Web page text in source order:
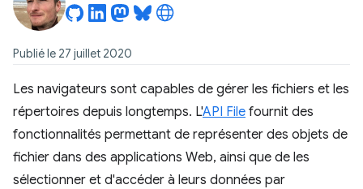
Publié le 27 juillet 2020
Les navigateurs sont capables de gérer les fichiers et les
répertoires depuis longtemps. L'API File fournit des
fonctionnalités permettant de représenter des objets de
fichier dans des applications Web, ainsi que de les
sélectionner et d'accéder à leurs données par